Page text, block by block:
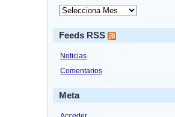
Feeds RSS
Noticias
Comentarios
Meta